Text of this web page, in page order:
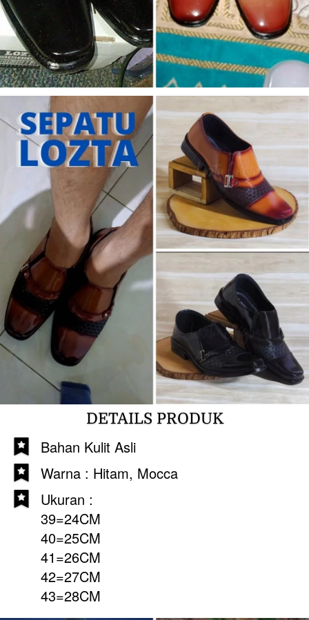
DETAILS PRODUK
Bahan Kulit Asli
Warna : Hitam, Mocca
Ukuran :
39=24CM
40=25CM
41=26CM
42=27CM
43=28CM